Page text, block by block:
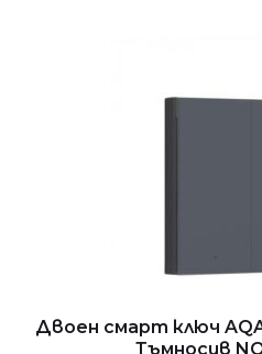
Двоен смарт ключ
Тъмносив